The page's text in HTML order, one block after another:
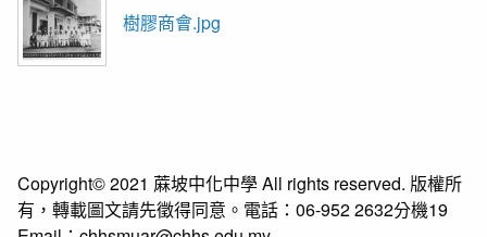
樹膠商會.jpg
Copyright© 2021 蔴坡中化中學 All rights reserved. 版權所
有，轉載圖文請先徵得同意。電話：06-952 2632分機19